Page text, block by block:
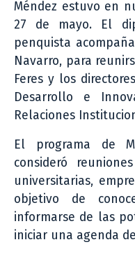
Méndez estuvo en
27 de mayo. El
penquista
Navarro, para
Feres y los
Desarrollo e
Relaciones
El programa de
consideró
universitarias,
objetivo de
informarse de las
iniciar una agenda